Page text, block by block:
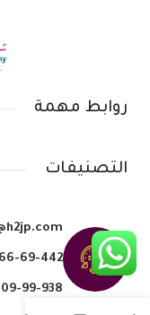
روابط مهمة
التصنيفات
69-442
99-938(965+)